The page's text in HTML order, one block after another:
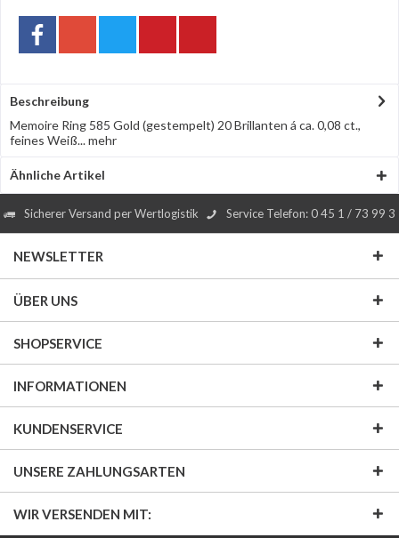
Beschreibung
Memoire Ring 585 Gold (gestempelt) 20 Brillanten á ca. 0,08 ct.,
feines Weiß...mehr
Ähnliche Artikel
Sicherer Versand per Wertlogistik Service Telefon: 0 45 1 / 73 99 3
NEWSLETTER
ÜBER UNS
SHOPSERVICE
INFORMATIONEN
KUNDENSERVICE
UNSERE ZAHLUNGSARTEN
WIR VERSENDEN MIT: